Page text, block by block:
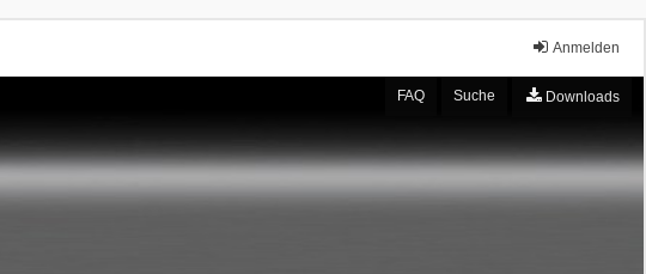
Anmelden
FAQ Suche Downloads